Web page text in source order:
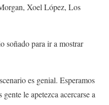
Xoel López, Los
soñado para ir a mostrar
es genial. Esperamos
le apetezca acercarse a